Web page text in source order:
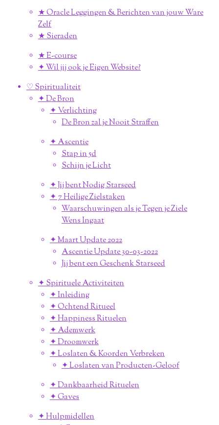
★ Oracle Leggingen & Berichten van jouw Ware
Zelf
★ Sieraden
★ E-course
✦ Wil jij ook je Eigen Website?
♡ Spiritualiteit
✦ De Bron
✦ Verlichting
De Bron zal je Nooit Straffen
✦ Ascentie
Stap in 5d
Schijn je Licht
✦ Jij bent Nodig Starseed
✦ 7 Heilige Zielstaken
Waarschuwingen als je Tegen je Ziele
Wens Ingaat
✦ Maart Update 2022
Ascentie Update 30-03-2022
Jij bent een Geschenk Starseed
✦ Spirituele Activiteiten
✦ Inleiding
✦ Ochtend Ritueel
✦ Happiness Rituelen
✦ Ademwerk
✦ Droomwerk
✦ Loslaten & Koorden Verbreken
✦ Loslaten van Producten-Geloof
✦ Dankbaarheid Rituelen
✦ Gaves
✦ Hulpmidellen